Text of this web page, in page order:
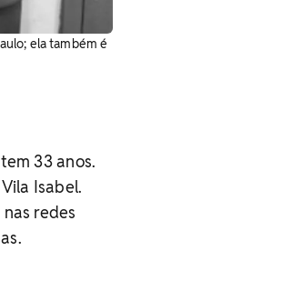
ela também é
33 anos.
Isabel.
redes